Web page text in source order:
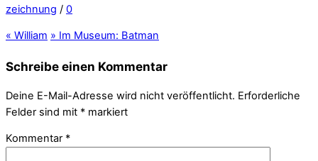
zeichnung / 0
« William » Im Museum: Batman
Schreibe einen Kommentar
Deine E-Mail-Adresse wird nicht veröffentlicht. Erforderliche
Felder sind mit * markiert
Kommentar *